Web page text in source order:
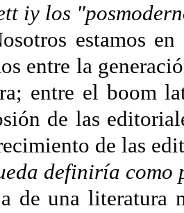
iy los
estamos
entre la
entre el boom
de las
de las
definiría como
de una literatura